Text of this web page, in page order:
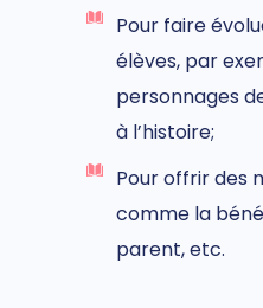
Pour faire
élèves, par
personnages
à l’histoire;
Pour offrir des
comme la
parent, etc.